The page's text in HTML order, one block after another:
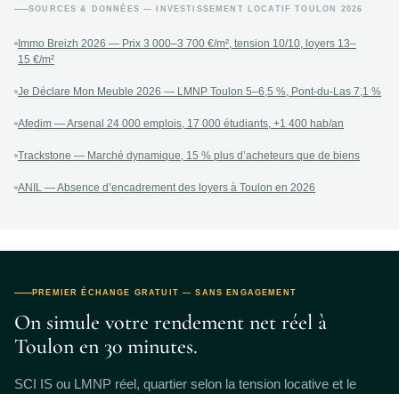
SOURCES & DONNÉES — INVESTISSEMENT LOCATIF TOULON 2026
Immo Breizh 2026 — Prix 3 000–3 700 €/m², tension 10/10, loyers 13–
15 €/m²
Je Déclare Mon Meuble 2026 — LMNP Toulon 5–6,5 %, Pont-du-Las 7,1 %
Afedim — Arsenal 24 000 emplois, 17 000 étudiants, +1 400 hab/an
Trackstone — Marché dynamique, 15 % plus d’acheteurs que de biens
ANIL — Absence d’encadrement des loyers à Toulon en 2026
PREMIER ÉCHANGE GRATUIT — SANS ENGAGEMENT
On simule votre rendement net réel à
Toulon en 30 minutes.
SCI IS ou LMNP réel, quartier selon la tension locative et le